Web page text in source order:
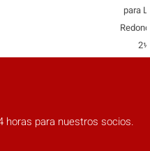
para
horas para nuestros socios.